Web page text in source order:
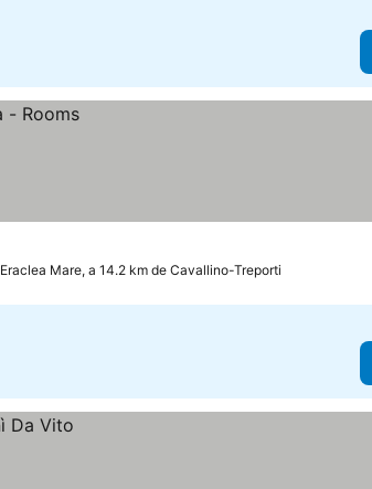
Eraclea Mare, a 14.2 km de Cavallino-Treporti